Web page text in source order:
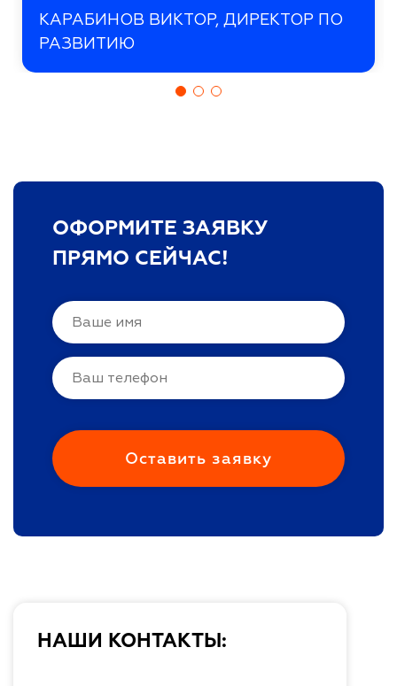
КАРАБИНОВ ВИКТОР, ДИРЕКТОР ПО
РАЗВИТИЮ
ОФОРМИТЕ ЗАЯВКУ
ПРЯМО СЕЙЧАС!
НАШИ КОНТАКТЫ: